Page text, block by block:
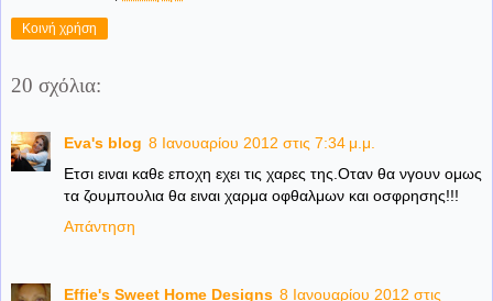
Κοινή χρήση
20 σχόλια:
Eva's blog 8 Ιανουαρίου 2012 στις 7:34 μ.μ.
Ετσι ειναι καθε εποχη εχει τις χαρες της.Οταν θα νγουν ομως
τα ζουμπουλια θα ειναι χαρμα οφθαλμων και οσφρησης!!!
Απάντηση
Effie's Sweet Home Designs 8 Ιανουαρίου 2012 στις